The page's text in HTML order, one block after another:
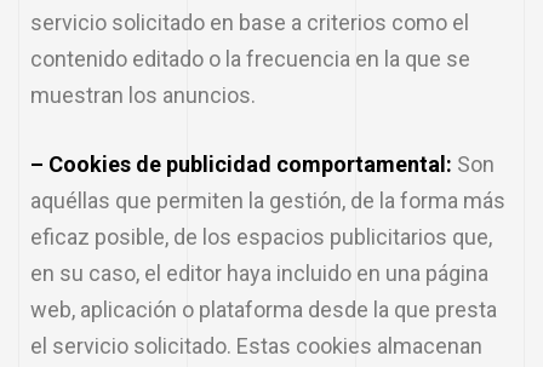
servicio solicitado en base a criterios como el
contenido editado o la frecuencia en la que se
muestran los anuncios.
– Cookies de publicidad comportamental: Son
aquéllas que permiten la gestión, de la forma más
eficaz posible, de los espacios publicitarios que,
en su caso, el editor haya incluido en una página
web, aplicación o plataforma desde la que presta
el servicio solicitado. Estas cookies almacenan